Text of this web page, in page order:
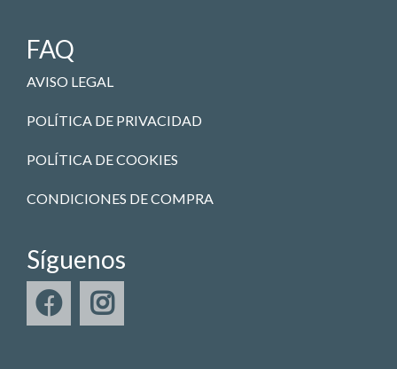
FAQ
AVISO LEGAL
POLÍTICA DE PRIVACIDAD
POLÍTICA DE COOKIES
CONDICIONES DE COMPRA
Síguenos